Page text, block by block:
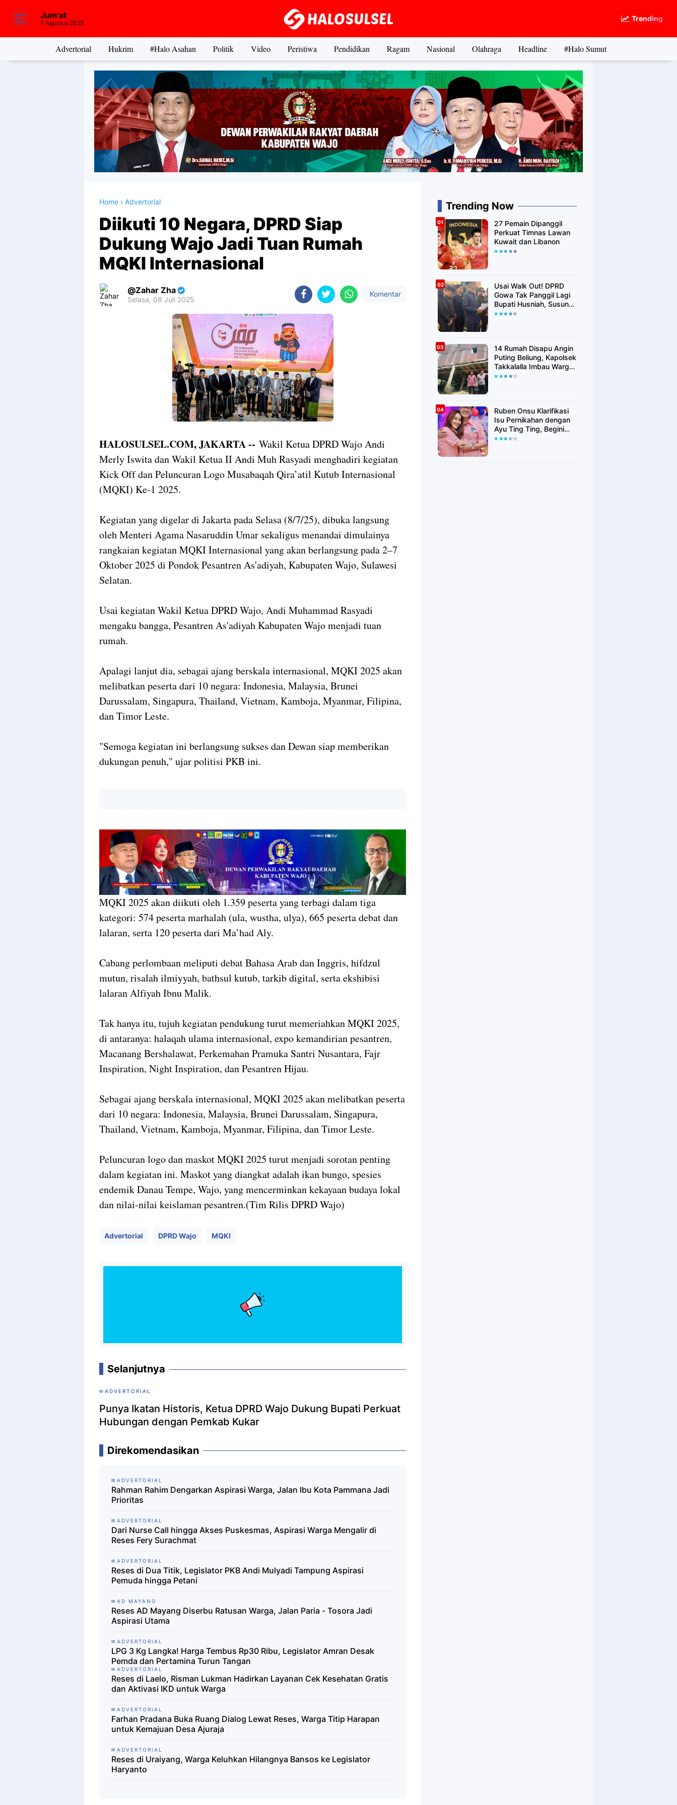
Trending
Jum'at
7 Agustus 2026
Advertorial Hukrim #Halo Asahan Politik Video Peristiwa Pendidikan Ragam Nasional Olahraga Headline #Halo Sumut
Home › Advertorial
Diikuti 10 Negara, DPRD Siap
Dukung Wajo Jadi Tuan Rumah
MQKI Internasional
Zahar Zha
Selasa, 08 Juli 2025
Komentar
HALOSULSEL.COM, JAKARTA -- Wakil Ketua DPRD Wajo Andi
Merly Iswita dan Wakil Ketua II Andi Muh Rasyadi menghadiri kegiatan
Kick Off dan Peluncuran Logo Musabaqah Qira’atil Kutub Internasional
(MQKI) Ke-1 2025.
Kegiatan yang digelar di Jakarta pada Selasa (8/7/25), dibuka langsung
oleh Menteri Agama Nasaruddin Umar sekaligus menandai dimulainya
rangkaian kegiatan MQKI Internasional yang akan berlangsung pada 2–7
Oktober 2025 di Pondok Pesantren As'adiyah, Kabupaten Wajo, Sulawesi
Selatan.
Usai kegiatan Wakil Ketua DPRD Wajo, Andi Muhammad Rasyadi
mengaku bangga, Pesantren As'adiyah Kabupaten Wajo menjadi tuan
rumah.
Apalagi lanjut dia, sebagai ajang berskala internasional, MQKI 2025 akan
melibatkan peserta dari 10 negara: Indonesia, Malaysia, Brunei
Darussalam, Singapura, Thailand, Vietnam, Kamboja, Myanmar, Filipina,
dan Timor Leste.
"Semoga kegiatan ini berlangsung sukses dan Dewan siap memberikan
dukungan penuh," ujar politisi PKB ini.
MQKI 2025 akan diikuti oleh 1.359 peserta yang terbagi dalam tiga
kategori: 574 peserta marhalah (ula, wustha, ulya), 665 peserta debat dan
lalaran, serta 120 peserta dari Ma’had Aly.
Cabang perlombaan meliputi debat Bahasa Arab dan Inggris, hifdzul
mutun, risalah ilmiyyah, bathsul kutub, tarkib digital, serta ekshibisi
lalaran Alfiyah Ibnu Malik.
Tak hanya itu, tujuh kegiatan pendukung turut memeriahkan MQKI 2025,
di antaranya: halaqah ulama internasional, expo kemandirian pesantren,
Macanang Bershalawat, Perkemahan Pramuka Santri Nusantara, Fajr
Inspiration, Night Inspiration, dan Pesantren Hijau.
Sebagai ajang berskala internasional, MQKI 2025 akan melibatkan peserta
dari 10 negara: Indonesia, Malaysia, Brunei Darussalam, Singapura,
Thailand, Vietnam, Kamboja, Myanmar, Filipina, dan Timor Leste.
Peluncuran logo dan maskot MQKI 2025 turut menjadi sorotan penting
dalam kegiatan ini. Maskot yang diangkat adalah ikan bungo, spesies
endemik Danau Tempe, Wajo, yang mencerminkan kekayaan budaya lokal
dan nilai-nilai keislaman pesantren.(Tim Rilis DPRD Wajo)
Advertorial DPRD Wajo MQKI
Selanjutnya
ADVERTORIAL
Punya Ikatan Historis, Ketua DPRD Wajo Dukung Bupati Perkuat
Hubungan dengan Pemkab Kukar
Direkomendasikan
ADVERTORIAL
Rahman Rahim Dengarkan Aspirasi Warga, Jalan Ibu Kota Pammana Jadi
Prioritas
ADVERTORIAL
Dari Nurse Call hingga Akses Puskesmas, Aspirasi Warga Mengalir di
Reses Fery Surachmat
ADVERTORIAL
Reses di Dua Titik, Legislator PKB Andi Mulyadi Tampung Aspirasi
Pemuda hingga Petani
AD MAYANG
Reses AD Mayang Diserbu Ratusan Warga, Jalan Paria - Tosora Jadi
Aspirasi Utama
ADVERTORIAL
LPG 3 Kg Langka! Harga Tembus Rp30 Ribu, Legislator Amran Desak
Pemda dan Pertamina Turun Tangan
ADVERTORIAL
Reses di Laelo, Risman Lukman Hadirkan Layanan Cek Kesehatan Gratis
dan Aktivasi IKD untuk Warga
ADVERTORIAL
Farhan Pradana Buka Ruang Dialog Lewat Reses, Warga Titip Harapan
untuk Kemajuan Desa Ajuraja
ADVERTORIAL
Reses di Uraiyang, Warga Keluhkan Hilangnya Bansos ke Legislator
Haryanto
Trending Now
27 Pemain Dipanggil
Perkuat Timnas Lawan
Kuwait dan Libanon
Usai Walk Out! DPRD
Gowa Tak Panggil Lagi
Bupati Husniah, Susun
Rekomendasi Hak
14 Rumah Disapu Angin
Puting Beliung, Kapolsek
Takkalalla Imbau Warga
Waspada Cuaca
Ruben Onsu Klarifikasi
Isu Pernikahan dengan
Ayu Ting Ting, Begini
Faktanya